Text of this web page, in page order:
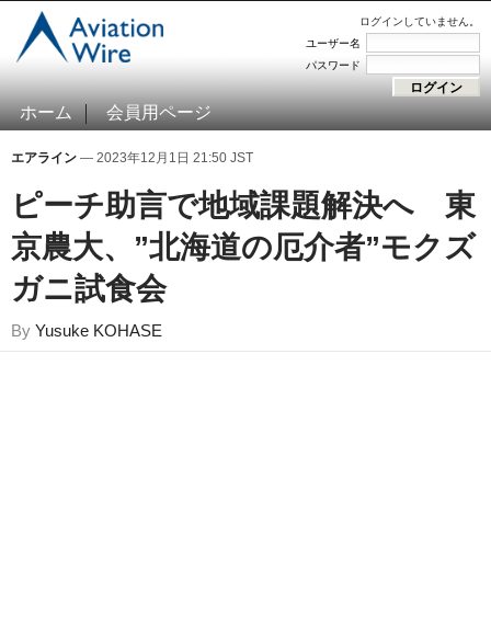
ログインしていません。
ユーザー名
パスワード
ホーム 会員用ページ
エアライン — 2023年12月1日 21:50 JST
ピーチ助言で地域課題解決へ 東
京農大、”北海道の厄介者”モクズ
ガニ試食会
By Yusuke KOHASE